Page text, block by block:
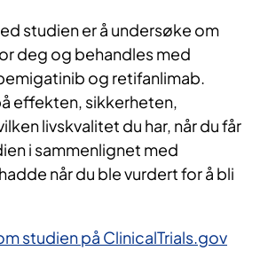
studien er å undersøke om
deg og behandles med
og retifanlimab.
effekten, sikkerheten,
livskvalitet du har, når dufår
i sammenlignet med
når du ble vurdert for å bli
studien på ClinicalTrials.gov